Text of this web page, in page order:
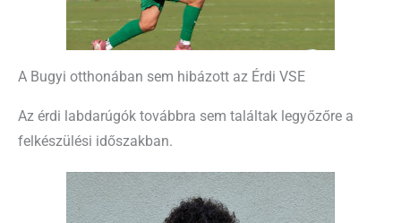
A Bugyi otthonában sem hibázott az Érdi VSE
Az érdi labdarúgók továbbra sem találtak legyőzőre a
felkészülési időszakban.